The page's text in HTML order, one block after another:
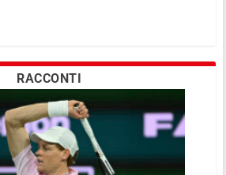
RACCONTI